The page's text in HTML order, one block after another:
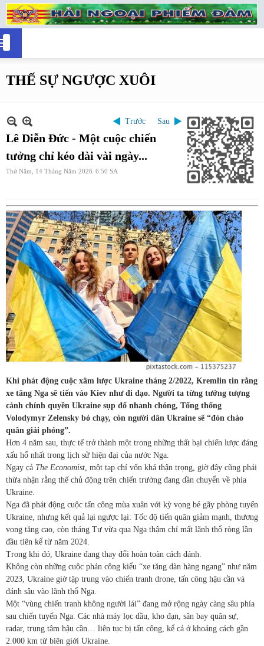
THẾ SỰ NGƯỢC XUÔI
Trước Sau
Lê Diễn Đức - Một cuộc chiến
tưởng chỉ kéo dài vài ngày...
Thứ Năm, 14 Tháng Năm 2026 6:50 SA
Khi phát động cuộc xâm lược Ukraine tháng 2/2022, Kremlin tin rằng
xe tăng Nga sẽ tiến vào Kiev như đi dạo. Người ta từng tưởng tượng
cảnh chính quyền Ukraine sụp đổ nhanh chóng, Tổng thống
Volodymyr Zelensky bỏ chạy, còn người dân Ukraine sẽ “đón chào
quân giải phóng”.
Hơn 4 năm sau, thực tế trở thành một trong những thất bại chiến lược đáng
xấu hổ nhất trong lịch sử hiện đại của nước Nga.
Ngay cả The Economist , một tạp chí vốn khá thận trọng, giờ đây cũng phải
thừa nhận rằng thế chủ động trên chiến trường đang dần chuyển về phía
Ukraine.
Nga đã phát động cuộc tấn công mùa xuân với kỳ vọng bẻ gãy phòng tuyến
Ukraine, nhưng kết quả lại ngược lại: Tốc độ tiến quân giảm mạnh, thương
vong tăng cao, còn tháng Tư vừa qua Nga thậm chí mất lãnh thổ ròng lần
đầu tiên kể từ năm 2024.
Trong khi đó, Ukraine đang thay đổi hoàn toàn cách đánh.
Không còn những cuộc phản công kiểu “xe tăng dàn hàng ngang” như năm
2023, Ukraine giờ tập trung vào chiến tranh drone, tấn công hậu cần và
đánh sâu vào lãnh thổ Nga.
Một “vùng chiến tranh không người lái” đang mở rộng ngày càng sâu phía
sau chiến tuyến Nga. Các nhà máy lọc dầu, kho đạn, sân bay quân sự,
radar, trung tâm hậu cần… liên tục bị tấn công, kể cả ở khoảng cách gần
2.000 km từ biên giới Ukraine.